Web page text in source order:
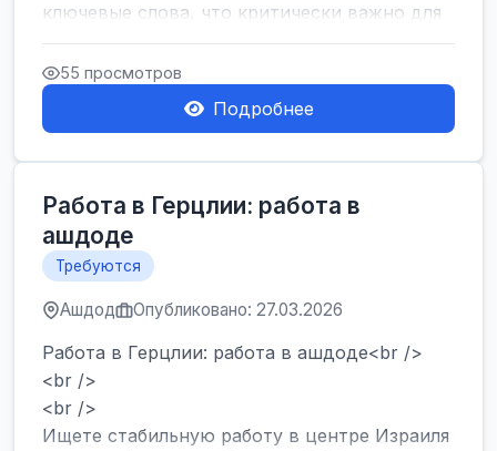
ключевые слова, что критически важно для
SEO....
55 просмотров
Подробнее
Работа в Герцлии: работа в
ашдоде
Требуются
Ашдод Опубликовано: 27.03.2026
Работа в Герцлии: работа в ашдоде<br />
<br />
<br />
Ищете стабильную работу в центре Израиля